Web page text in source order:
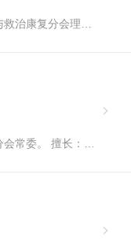
治康复分会理
专业委员会乳房
作......
常委。 擅长：获
春发育诊治为一
......